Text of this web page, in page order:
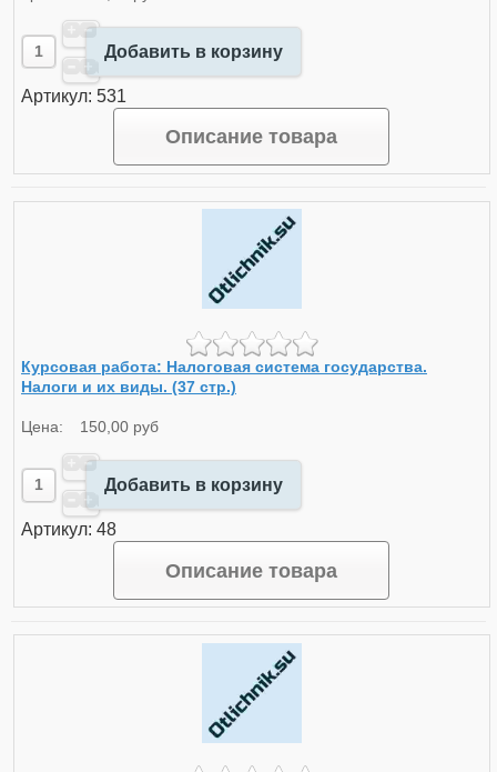
Добавить в корзину
Артикул: 531
Описание товара
Курсовая работа: Налоговая система государства.
Налоги и их виды. (37 стр.)
Цена: 150,00 руб
Добавить в корзину
Артикул: 48
Описание товара